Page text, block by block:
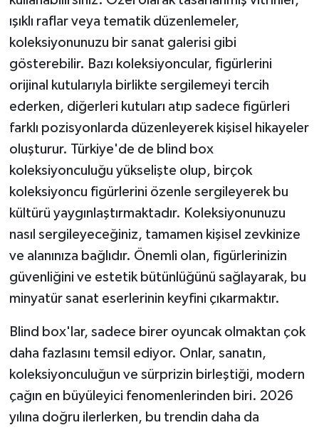
ışıklı raflar veya tematik düzenlemeler,
koleksiyonunuzu bir sanat galerisi gibi
gösterebilir. Bazı koleksiyoncular, figürlerini
orijinal kutularıyla birlikte sergilemeyi tercih
ederken, diğerleri kutuları atıp sadece figürleri
farklı pozisyonlarda düzenleyerek kişisel hikayeler
oluşturur. Türkiye'de de blind box
koleksiyonculuğu yükselişte olup, birçok
koleksiyoncu figürlerini özenle sergileyerek bu
kültürü yaygınlaştırmaktadır. Koleksiyonunuzu
nasıl sergileyeceğiniz, tamamen kişisel zevkinize
ve alanınıza bağlıdır. Önemli olan, figürlerinizin
güvenliğini ve estetik bütünlüğünü sağlayarak, bu
minyatür sanat eserlerinin keyfini çıkarmaktır.
Blind box'lar, sadece birer oyuncak olmaktan çok
daha fazlasını temsil ediyor. Onlar, sanatın,
koleksiyonculuğun ve sürprizin birleştiği, modern
çağın en büyüleyici fenomenlerinden biri. 2026
yılına doğru ilerlerken, bu trendin daha da